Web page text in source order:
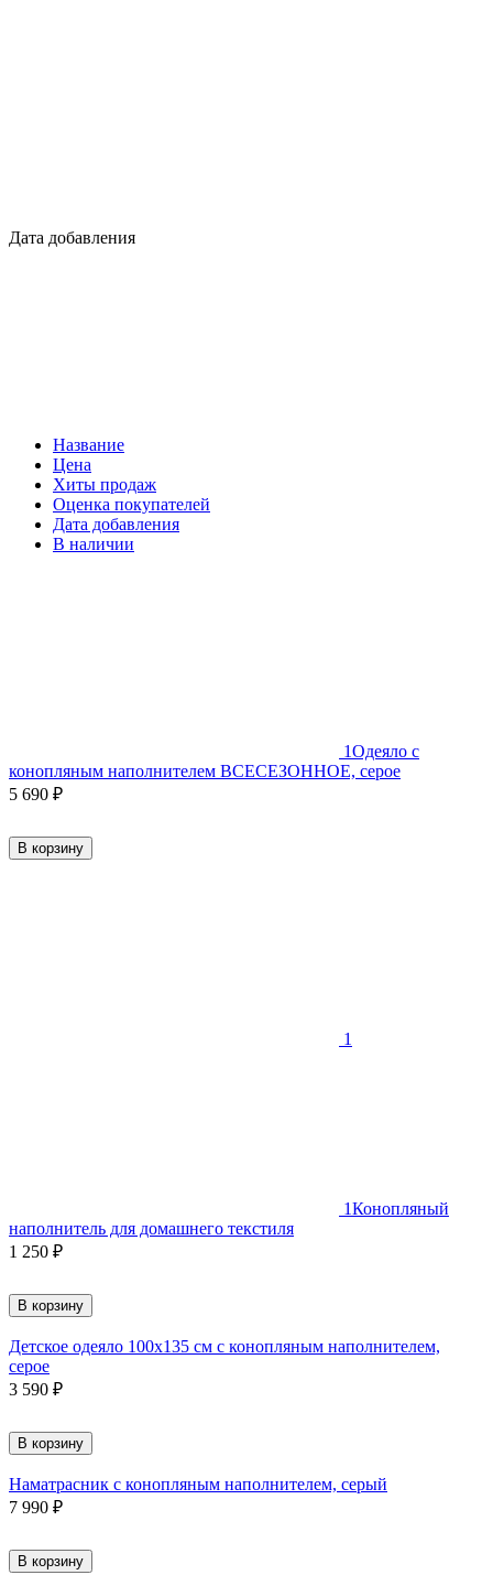
Дата добавления
Название
Цена
Хиты продаж
Оценка покупателей
Дата добавления
В наличии
1Одеяло с
конопляным наполнителем ВСЕСЕЗОННОЕ, серое
5 690 ₽
В корзину
1
1Конопляный
наполнитель для домашнего текстиля
1 250 ₽
В корзину
Детское одеяло 100х135 см с конопляным наполнителем,
серое
3 590 ₽
В корзину
Наматрасник с конопляным наполнителем, серый
7 990 ₽
В корзину